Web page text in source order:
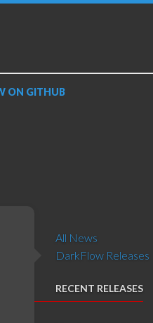
ON GITHUB
All News
DarkFlow Releases
RECENT RELEASES